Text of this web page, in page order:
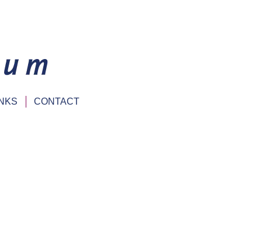
CONTACT
nodig. Hoe vaak moet u een
van het werk? Hoe weet u dat u